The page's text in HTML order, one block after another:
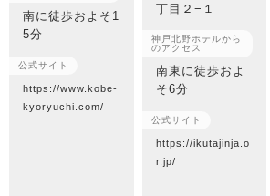
南に徒歩およそ1
5分
公式サイト
https://www.kobe-
kyoryuchi.com/
丁目２−１
神戸北野ホテルから
のアクセス
南東に徒歩およ
そ6分
公式サイト
https://ikutajinja.o
r.jp/